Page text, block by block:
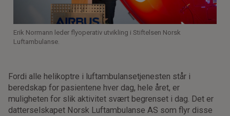
Erik Normann leder flyoperativ utvikling i Stiftelsen Norsk
Luftambulanse.
Fordi alle helikoptre i luftambulansetjenesten står i
beredskap for pasientene hver dag, hele året, er
muligheten for slik aktivitet svært begrenset i dag. Det er
datterselskapet Norsk Luftambulanse AS som flyr disse